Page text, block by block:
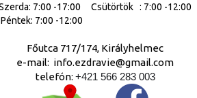
7:00 -17:00 Csütörtök : 7:00 -12:00
Péntek: 7:00 -12:00
Főutca 717/174, Királyhelmec
e-mail: info.ezdravie@gmail.com
telefón: +421 566 283 003